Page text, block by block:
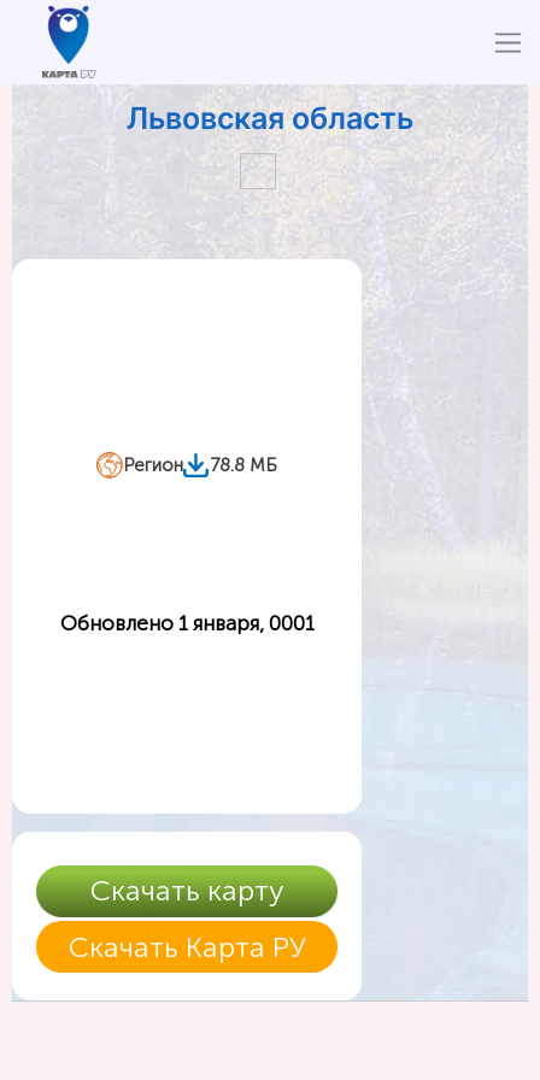
Львовская область
Регион 78.8 МБ
Обновлено 1 января, 0001
Скачать карту
Скачать Карта РУ